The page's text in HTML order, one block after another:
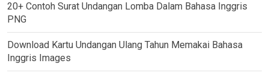
20+ Contoh Surat Undangan Lomba Dalam Bahasa Inggris
PNG
Download Kartu Undangan Ulang Tahun Memakai Bahasa
Inggris Images